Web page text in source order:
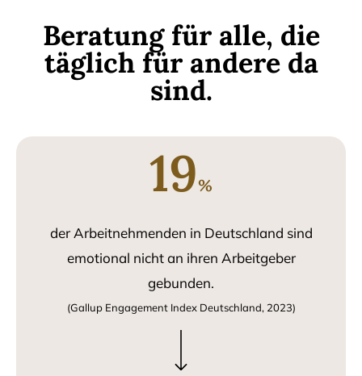
Beratung für alle, die
täglich für andere da
sind.
19%
der Arbeitnehmenden in Deutschland sind
emotional nicht an ihren Arbeitgeber
gebunden.
(Gallup Engagement Index Deutschland, 2023)